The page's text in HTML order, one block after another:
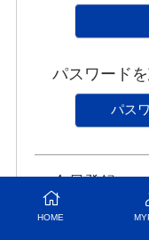
パスワード
パス
会員登録
会員登録がお
HOME